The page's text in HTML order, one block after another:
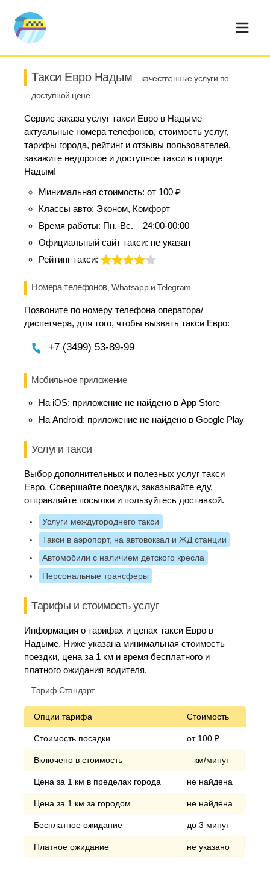
Такси Евро Надым – качественные услуги по
доступной цене
Сервис заказа услуг такси Евро в Надыме –
актуальные номера телефонов, стоимость услуг,
тарифы города, рейтинг и отзывы пользователей,
закажите недорогое и доступное такси в городе
Надым!
Минимальная стоимость: от 100 ₽
Классы авто: Эконом, Комфорт
Время работы: Пн.-Вс. – 24:00-00:00
Официальный сайт такси: не указан
Рейтинг такси:
Номера телефонов, Whatsapp и Telegram
Позвоните по номеру телефона оператора/
диспетчера, для того, чтобы вызвать такси Евро:
+7 (3499) 53-89-99
Мобильное приложение
На iOS: приложение не найдено в App Store
На Android: приложение не найдено в Google Play
Услуги такси
Выбор дополнительных и полезных услуг такси
Евро. Совершайте поездки, заказывайте еду,
отправляйте посылки и пользуйтесь доставкой.
Услуги междугороднего такси
Такси в аэропорт, на автовокзал и ЖД станции
Автомобили с наличием детского кресла
Персональные трансферы
Тарифы и стоимость услуг
Информация о тарифах и ценах такси Евро в
Надыме. Ниже указана минимальная стоимость
поездки, цена за 1 км и время бесплатного и
платного ожидания водителя.
Тариф Стандарт
Опции тарифа Стоимость
Стоимость посадки от 100 ₽
Включено в стоимость – км/минут
Цена за 1 км в пределах города не найдена
Цена за 1 км за городом не найдена
Бесплатное ожидание до 3 минут
Платное ожидание не указано